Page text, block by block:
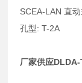
SCEA-LAN 直
孔型: T-2A
厂家供应